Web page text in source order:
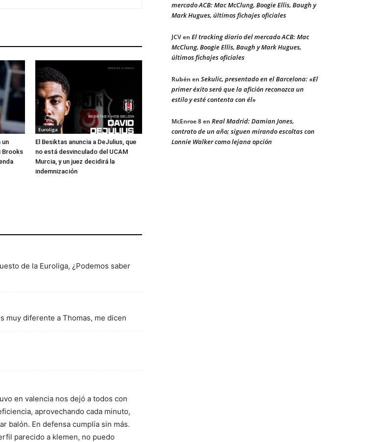
un
Brooks
Euroliga
El Besiktas anuncia a DeJulius, que
no está desvinculado del UCAM
Murcia, y un juez decidirá la
indemnización
de la Euroliga, ¿Podemos saber
muy diferente a Thomas, me dicen
en valencia nos dejó a todos con
aprovechando cada minuto,
balón. En defensa cumplía sin más.
parecido a klemen, no puedo
mercado ACB: Mac McClung, Boogie Ellis, Baugh y
Mark Hugues, últimos fichajes oficiales
JCVen El tracking diario del mercado ACB: Mac
McClung, Boogie Ellis, Baugh y Mark Hugues,
últimos fichajes oficiales
Rubén en Sekulic, presentado en el Barcelona: «El
primer éxito será que la afición reconozca un
estilo y esté contenta con él»
McEnroe 8en Real Madrid: Damian Jones,
contrato de un año; siguen mirando escoltas con
Lonnie Walker como lejana opción